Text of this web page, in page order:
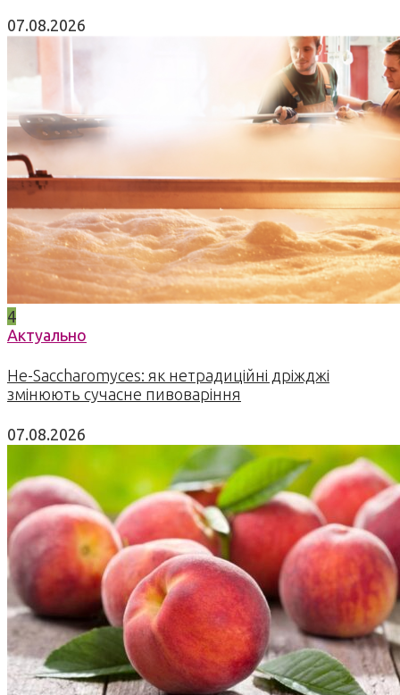
07.08.2026
4
Актуально
Не-Saccharomyces: як нетрадиційні дріжджі
змінюють сучасне пивоваріння
07.08.2026